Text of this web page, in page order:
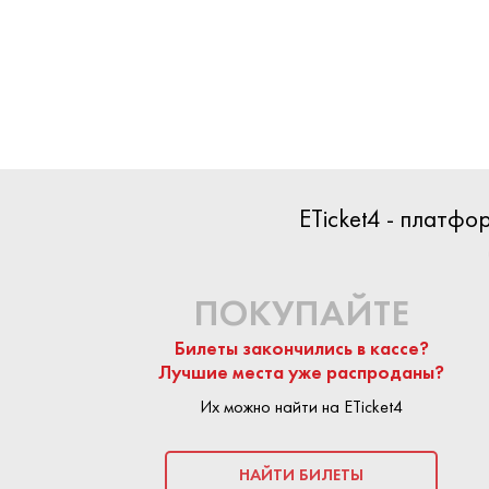
30
ПОКУПКА
На сайте
предложения
безопасной:
ETicket4 -
ПОКУПАЙТЕ
Билеты закончились в кассе?
Лучшие места уже распроданы?
Их можно найти на ETicket4
НАЙТИ БИЛЕТЫ